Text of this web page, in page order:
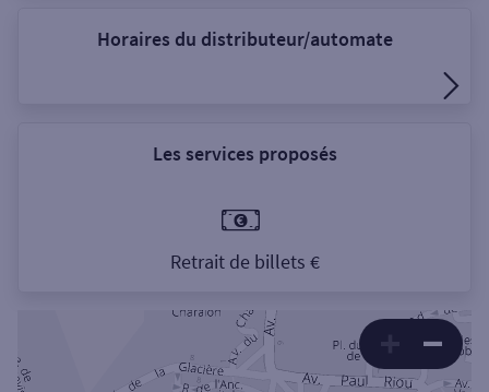
Horaires du distributeur/automate
Les services proposés
Retrait de billets €